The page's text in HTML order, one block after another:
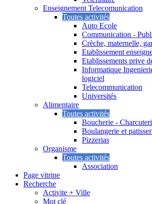
Enseignement Telecomunication
Toutes activités
Auto Ecole
Communication -
Crèche, maternelle,
Etablissement
Etablissements prive
Informatique
logiciel
Telecommunication
Universités
Alimentaire
Toutes activités
Boucherie -
Boulangerie et
Pizzerias
Organisme
Toutes activités
Association
Page vitrine
Recherche
Activite + Ville
Mot clé